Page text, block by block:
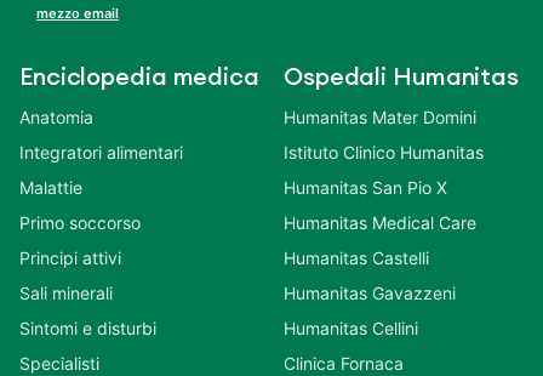
mezzo email
Enciclopedia medica
Anatomia
Integratori alimentari
Malattie
Primo soccorso
Principi attivi
Sali minerali
Sintomi e disturbi
Specialisti
Ospedali Humanitas
Humanitas Mater Domini
Istituto Clinico Humanitas
Humanitas San Pio X
Humanitas Medical Care
Humanitas Castelli
Humanitas Gavazzeni
Humanitas Cellini
Clinica Fornaca